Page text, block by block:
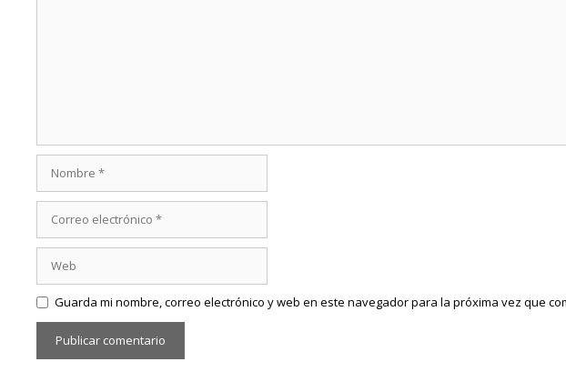
electrónico
Guarda mi nombre, correo electrónico y web en este navegador para la próxima vez que